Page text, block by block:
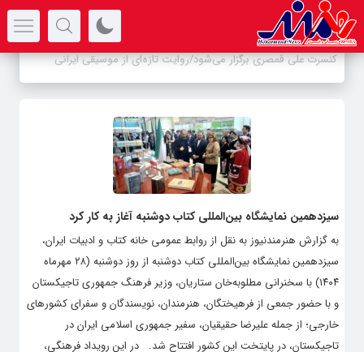
-
سیزدهمین نمایشگاه بین‌المللی کتاب دوشنبه آغاز به کار کرد
به گزارش هنرمندنیوز به نقل از روابط عمومی خانه کتاب و ادبیات ایران،
سیزدهمین نمایشگاه بین‌المللی کتاب دوشنبه از روز دوشنبه (۲۸ مهرماه
۱۴۰۴) با سخنرانی مطلوبه‌خان ستاریان، وزیر فرهنگ جمهوری تاجیکستان
و با حضور جمعی از فرهیختگان، هنرمندان، نویسندگان و سفرای کشورهای
خارجی؛ از جمله علیرضا حقیقیان، سفیر جمهوری اسلامی ایران در
تاجیکستان، در پایتخت این کشور افتتاح شد. در این رویداد فرهنگی،